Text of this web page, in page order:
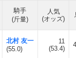
騎手
(斤量)
人気
(オッズ)
北村 友一
(55.0)
11
(53.4)